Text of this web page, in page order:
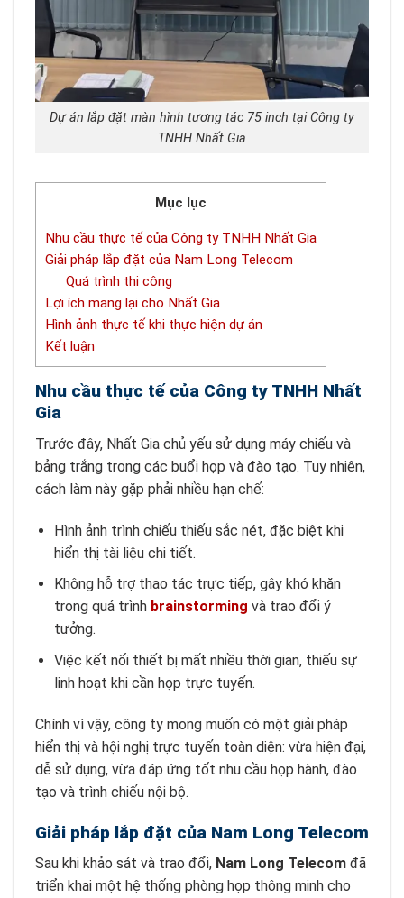
Dự án lắp đặt màn hình tương tác 75 inch tại Công ty
TNHH Nhất Gia
Mục lục
Nhu cầu thực tế của Công ty TNHH Nhất Gia
Giải pháp lắp đặt của Nam Long Telecom
Quá trình thi công
Lợi ích mang lại cho Nhất Gia
Hình ảnh thực tế khi thực hiện dự án
Kết luận
Nhu cầu thực tế của Công ty TNHH Nhất
Gia
Trước đây, Nhất Gia chủ yếu sử dụng máy chiếu và
bảng trắng trong các buổi họp và đào tạo. Tuy nhiên,
cách làm này gặp phải nhiều hạn chế:
Hình ảnh trình chiếu thiếu sắc nét, đặc biệt khi
hiển thị tài liệu chi tiết.
Không hỗ trợ thao tác trực tiếp, gây khó khăn
trong quá trình brainstorming và trao đổi ý
tưởng.
Việc kết nối thiết bị mất nhiều thời gian, thiếu sự
linh hoạt khi cần họp trực tuyến.
Chính vì vậy, công ty mong muốn có một giải pháp
hiển thị và hội nghị trực tuyến toàn diện: vừa hiện đại,
dễ sử dụng, vừa đáp ứng tốt nhu cầu họp hành, đào
tạo và trình chiếu nội bộ.
Giải pháp lắp đặt của Nam Long Telecom
Sau khi khảo sát và trao đổi, Nam Long Telecom đã
triển khai một hệ thống phòng họp thông minh cho